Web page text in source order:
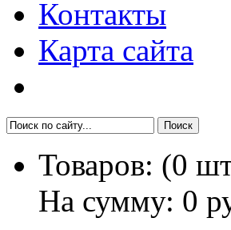
Контакты
Карта сайта
Товаров: (0
На сумму: 0